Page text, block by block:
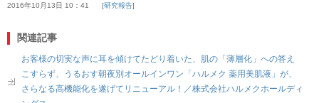
2016年10月13日 10：41 研究報告
関連記事
お客様の切実な声に耳を傾けてたどり着いた、肌の「薄層化」への答え
こすらず、うるおす朝夜別オールインワン「ハルメク 薬用美肌液」が、
さらなる高機能化を遂げてリニューアル！／株式会社ハルメクホールディ